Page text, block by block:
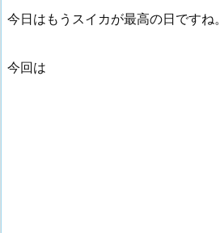
今日はもうスイカが最高の日ですね。
今回は